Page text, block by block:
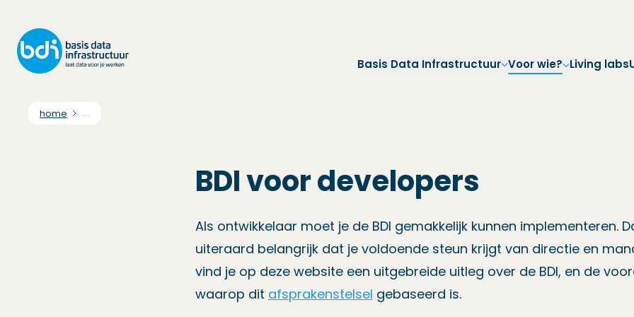
Basis Data Infrastructuur Voor wie? Living labs
home ....
BDI voor developers
Als ontwikkelaar moet je de BDI gemakkelijk kunnen implementeren.
uiteraard belangrijk dat je voldoende steun krijgt van directie en
vind je op deze website een uitgebreide uitleg over de BDI, en de
waarop dit afsprakenstelsel gebaseerd is.